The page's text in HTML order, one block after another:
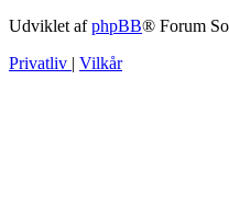
Udviklet afphpBB® Forum
Privatliv
Vilkår